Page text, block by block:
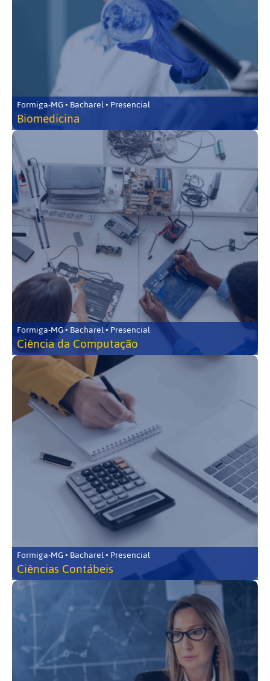
Formiga-MG • Bacharel • Presencial
Biomedicina
Formiga-MG • Bacharel • Presencial
Ciência da Computação
Formiga-MG • Bacharel • Presencial
Ciências Contábeis